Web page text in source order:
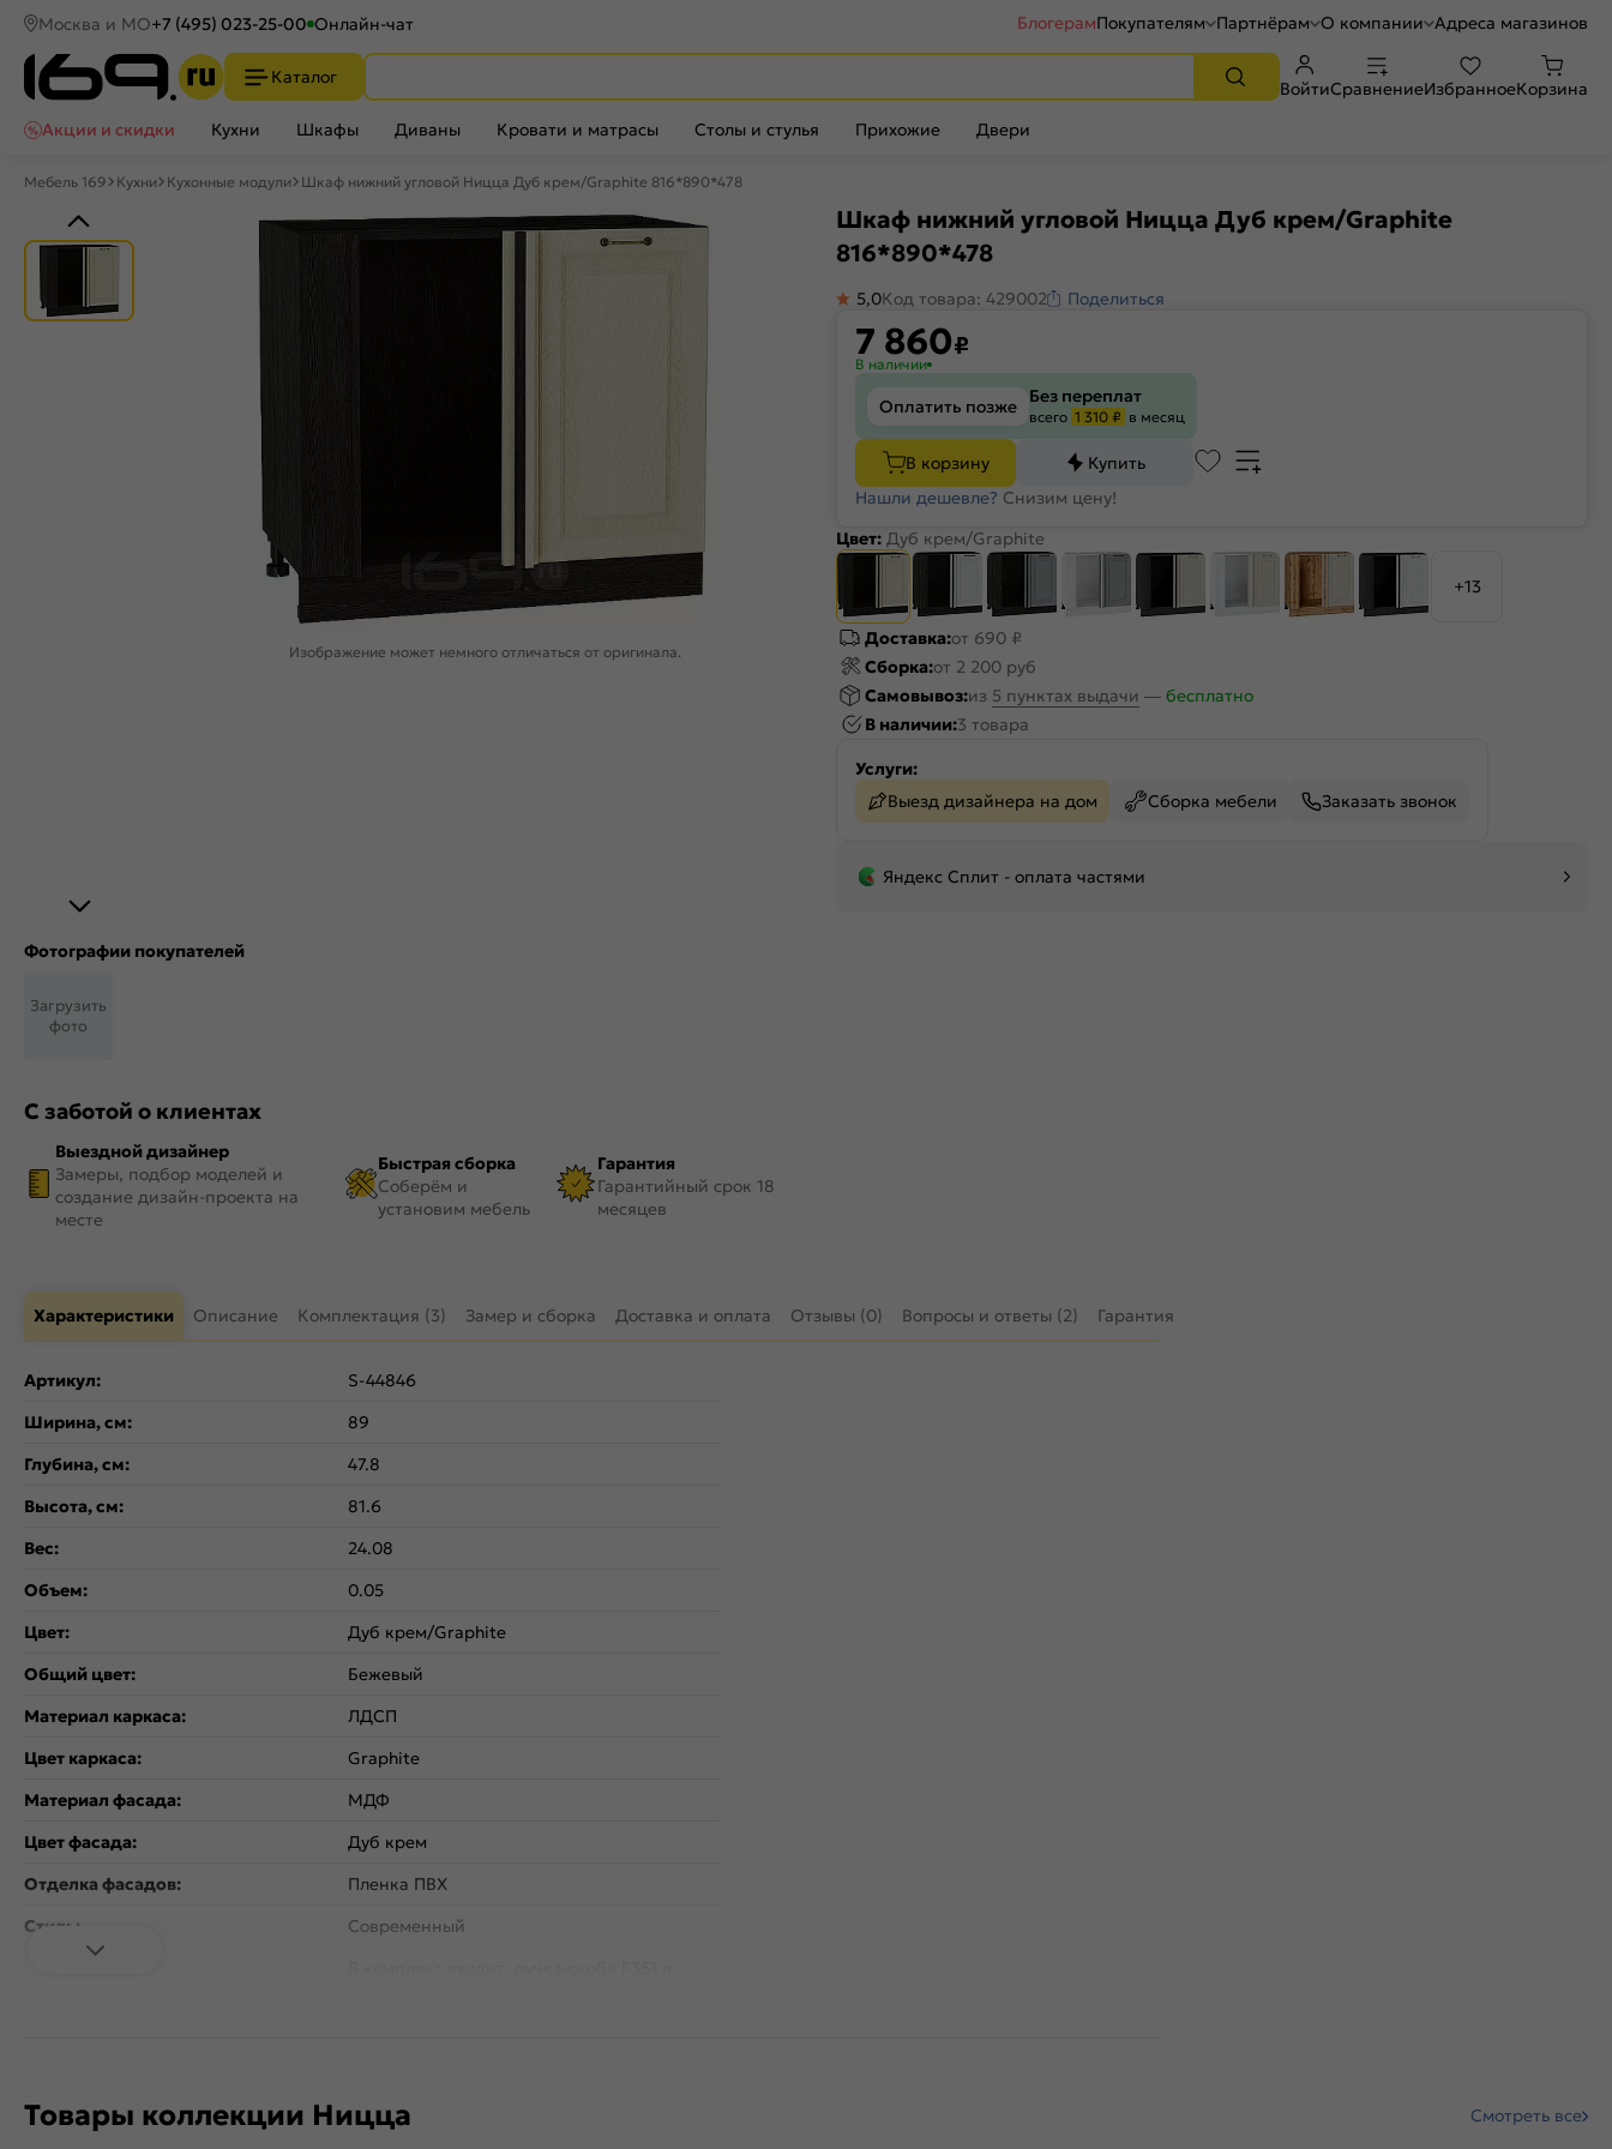
Москва и МО+7 (495) 023-25-00 Онлайн-чат БлогерамПокупателям Партнёрам О компании Адреса магазинов
Каталог
ВойтиСравнениеИзбранноеКорзина
Акции и скидки
Кухни Шкафы Диваны Кровати и матрасы Столы и стулья Прихожие Двери
Мебель 169 Кухни Кухонные модули Шкаф нижний угловой Ницца Дуб крем/Graphite 816*890*478
Изображение может немного отличаться от оригинала.
Фотографии покупателей
Загрузить
фото
С заботой о клиентах
Выездной дизайнер
Замеры, подбор моделей и
создание дизайн-проекта на
месте
Быстрая сборка
Соберём и
установим мебель
Гарантия
Гарантийный срок 18
месяцев
Шкаф нижний угловой Ницца Дуб крем/Graphite
816*890*478
5,0Код товара: 429002 Поделиться
7 860₽
В наличии
Оплатить позже Без переплат
всего 1 310 ₽ в месяц
В корзину
Купить
Нашли дешевле? Снизим цену!
Цвет: Дуб крем/Graphite
+13
Доставка:от 690 ₽
Сборка:от 2 200 руб
Самовывоз:из 5 пунктах выдачи — бесплатно
В наличии:3 товара
Услуги:
Выезд дизайнера на дом
Сборка мебели Заказать звонок
Яндекс Сплит - оплата частями
Характеристики Описание Комплектация (3) Замер и сборка Доставка и оплата Отзывы (0) Вопросы и ответы (2) Гарантия
Артикул:
S-44846
Ширина, см:
89
Глубина, см:
47.8
Высота, см:
81.6
Вес:
24.08
Объем:
0.05
Цвет:
Дуб крем/Graphite
Общий цвет:
Бежевый
Материал каркаса:
ЛДСП
Цвет каркаса:
Graphite
Материал фасада:
МДФ
Цвет фасада:
Дуб крем
Отделка фасадов:
Пленка ПВХ
Стиль:
Современный
Коллекция:
Ницца
Товары коллекции Ницца Смотреть все